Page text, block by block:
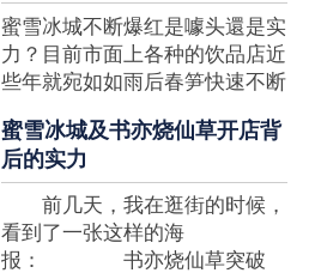
商品，投资者为什么会看不见在
其中的创业商机呢?许多投资者
都会了解我开一家蜜雪冰城要多
少钱?....
蜜雪冰城不断爆红是噱头還是实
力？目前市面上各种的饮品店近
些年就宛如如雨后春笋快速不断
有运营不小心便会被取代，由于
受年青人的喜爱，再加全国人民
的经济发展水准提升，奶茶饮品
行业发展趋势快速，因此 这一
制造行业有着十分....
蜜雪冰城及书亦烧仙草开店背
后的实力
前几天，我在逛街的时候，
看到了一张这样的海
报： 书亦烧仙草突破